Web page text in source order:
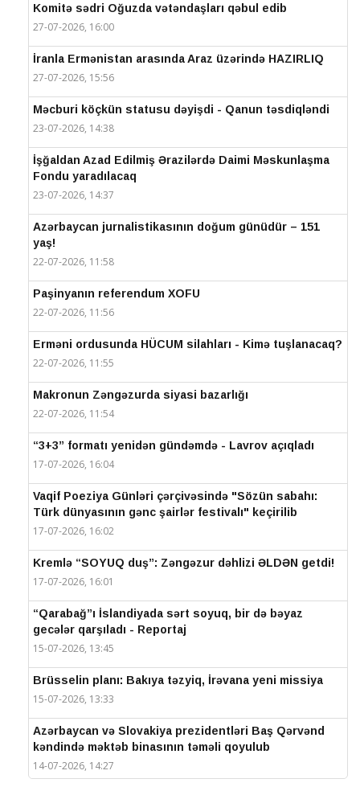
Komitə sədri Oğuzda vətəndaşları qəbul edib
27-07-2026, 16:00
İranla Ermənistan arasında Araz üzərində HAZIRLIQ
27-07-2026, 15:56
Məcburi köçkün statusu dəyişdi - Qanun təsdiqləndi
23-07-2026, 14:38
İşğaldan Azad Edilmiş Ərazilərdə Daimi Məskunlaşma
Fondu yaradılacaq
23-07-2026, 14:37
Azərbaycan jurnalistikasının doğum günüdür – 151
yaş!
22-07-2026, 11:58
Paşinyanın referendum XOFU
22-07-2026, 11:56
Erməni ordusunda HÜCUM silahları - Kimə tuşlanacaq?
22-07-2026, 11:55
Makronun Zəngəzurda siyasi bazarlığı
22-07-2026, 11:54
“3+3” formatı yenidən gündəmdə - Lavrov açıqladı
17-07-2026, 16:04
Vaqif Poeziya Günləri çərçivəsində "Sözün sabahı:
Türk dünyasının gənc şairlər festivalı" keçirilib
17-07-2026, 16:02
Kremlə “SOYUQ duş”: Zəngəzur dəhlizi ƏLDƏN getdi!
17-07-2026, 16:01
“Qarabağ”ı İslandiyada sərt soyuq, bir də bəyaz
gecələr qarşıladı - Reportaj
15-07-2026, 13:45
Brüsselin planı: Bakıya təzyiq, İrəvana yeni missiya
15-07-2026, 13:33
Azərbaycan və Slovakiya prezidentləri Baş Qərvənd
kəndində məktəb binasının təməli qoyulub
14-07-2026, 14:27